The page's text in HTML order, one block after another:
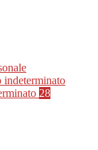
indeterminato
28